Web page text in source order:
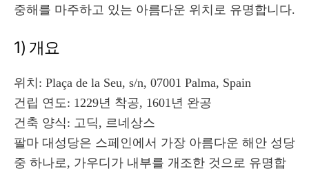
중해를 마주하고 있는 아름다운 위치로 유명합니다.
1) 개요
위치: Plaça de la Seu, s/n, 07001 Palma, Spain
건립 연도: 1229년 착공, 1601년 완공
건축 양식: 고딕, 르네상스
팔마 대성당은 스페인에서 가장 아름다운 해안 성당
중 하나로, 가우디가 내부를 개조한 것으로 유명합